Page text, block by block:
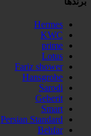
Hermes
KWC
prime
Lotus
Fariz shower
Hansgrobe
Sarodi
Geberit
Smart
Persian Standard
Behfar